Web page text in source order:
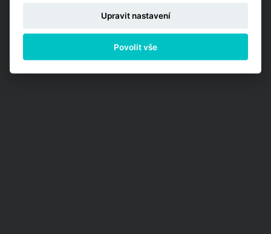
jednotlivé městské obvody.
Upravit nastavení
Povolit vše